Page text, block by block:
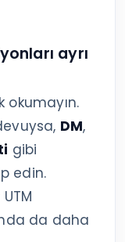
ayrı
okumayın.
DM,
gibi
edin.
da daha